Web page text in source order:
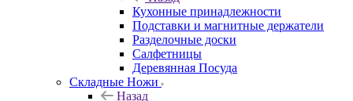
Кухонные принадлежности
Подставки и магнитные держатели
Разделочные доски
Салфетницы
Деревянная Посуда
Складные Ножи
Назад